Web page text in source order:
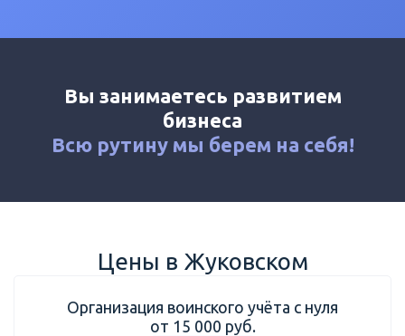
Контакты
Москва +7 (495) 161-03-01
Жуковский +7 (800) 333-23-72
Вы занимаетесь развитием
бизнеса
Всю рутину мы берем на себя!
Цены в Жуковском
Организация воинского учёта с нуля
от 15 000 руб.